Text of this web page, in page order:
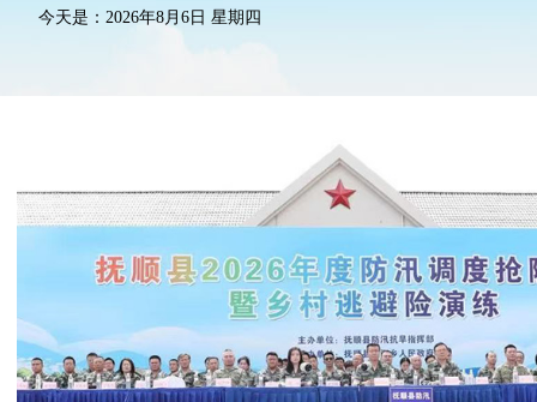
今天是：2026年8月6日 星期四